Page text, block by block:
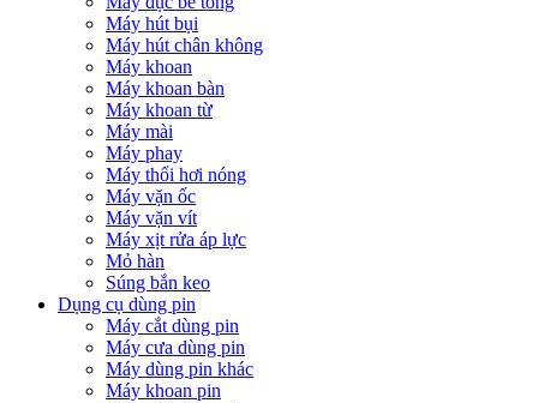
Máy hút bụi
Máy hút chân không
Máy khoan
Máy khoan bàn
Máy khoan từ
Máy mài
Máy phay
Máy thổi hơi nóng
Máy vặn ốc
Máy vặn vít
Máy xịt rửa áp lực
Mỏ hàn
Súng bắn keo
Dụng cụ dùng pin
Máy cắt dùng pin
Máy cưa dùng pin
Máy dùng pin khác
Máy khoan pin